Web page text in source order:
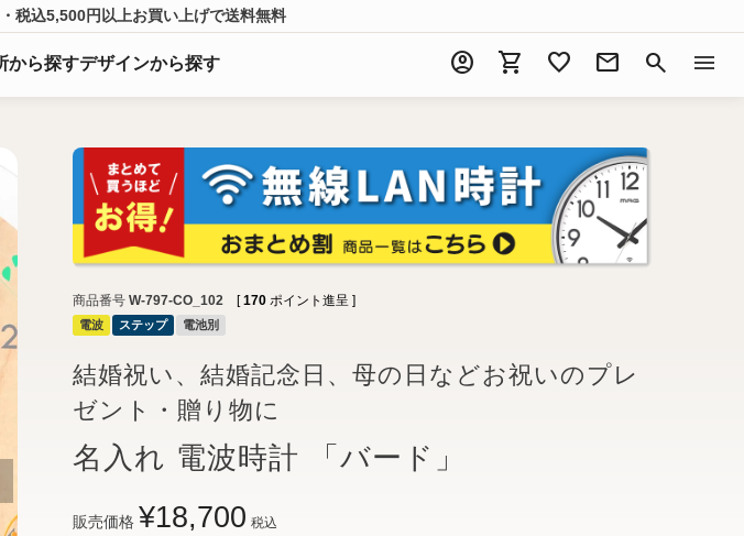
税込5,500円以上お買い上げで送料無料
から探すデザインから探す account_circle shopping_cart favorite mail search menu
商品番号 W-797-CO_102 [ 170 ポイント進呈 ]
電波 ステップ 電池別
結婚祝い、結婚記念日、母の日などお祝いのプレ
ゼント・贈り物に
名入れ 電波時計 「バード」
販売価格 ¥18,700 税込